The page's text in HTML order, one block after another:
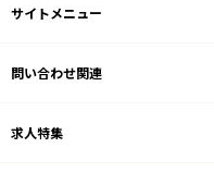
サイトメニュー
問い合わせ関連
求人特集